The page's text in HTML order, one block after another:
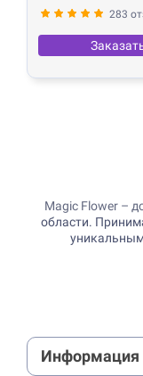
283
Magic Flower –
области.
Информация